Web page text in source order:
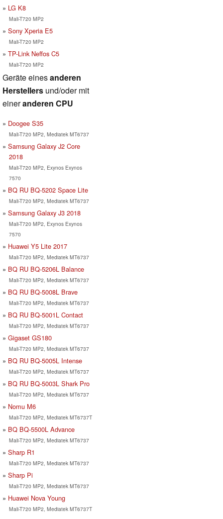
LG K8
Mali-T720 MP2
Sony Xperia E5
Mali-T720 MP2
TP-Link Neffos C5
Mali-T720 MP2
Geräte einesanderen
Herstellers und/oder mit
eineranderen CPU
Doogee S35
Mali-T720 MP2, Mediatek MT6737
Samsung Galaxy J2 Core
2018
Mali-T720 MP2, Exynos Exynos
7570
BQ RU BQ-5202 Space Lite
Mali-T720 MP2, Mediatek MT6737
Samsung Galaxy J3 2018
Mali-T720 MP2, Exynos Exynos
7570
Huawei Y5 Lite 2017
Mali-T720 MP2, Mediatek MT6737
BQ RU BQ-5206L Balance
Mali-T720 MP2, Mediatek MT6737
BQ RU BQ-5008L Brave
Mali-T720 MP2, Mediatek MT6737
BQ RU BQ-5001L Contact
Mali-T720 MP2, Mediatek MT6737
Gigaset GS180
Mali-T720 MP2, Mediatek MT6737
BQ RU BQ-5005L Intense
Mali-T720 MP2, Mediatek MT6737
BQ RU BQ-5003L Shark Pro
Mali-T720 MP2, Mediatek MT6737
Nomu M6
Mali-T720 MP2, Mediatek MT6737T
BQ BQ-5500L Advance
Mali-T720 MP2, Mediatek MT6737
Sharp R1
Mali-T720 MP2, Mediatek MT6737
Sharp Pi
Mali-T720 MP2, Mediatek MT6737
Huawei Nova Young
Mali-T720 MP2, Mediatek MT6737T